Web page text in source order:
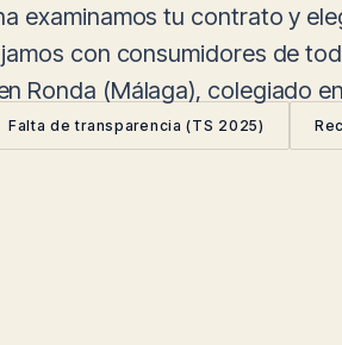
examinamos tu contrato y
con consumidores de
Ronda (Málaga), colegiado
Falta de transparencia (TS 2025)